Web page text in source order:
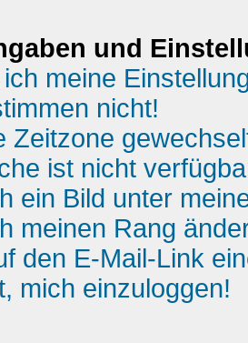
und
meine
nicht!
Zeitzone
ist nicht
ein Bild unter
meinen Rang
den E-Mail-Link
mich einzuloggen!